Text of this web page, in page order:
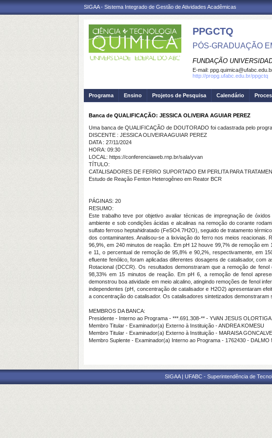
SIGAA - Sistema Integrado de Gestão de Atividades Acadêmicas
PPGCTQ
PÓS-GRADUAÇÃO
FUNDAÇÃO
E-mail:
http://propg.ufabc.edu.br/ppgctq
Programa Ensino Projetos de Pesquisa Calendário
Banca de QUALIFICAÇÃO: JESSICA OLIVEIRA AGUIAR PEREZ
Uma banca de QUALIFICAÇÃO de DOUTORADO foi cadastrada pelo
DISCENTE : JESSICA OLIVEIRA AGUIAR PEREZ
DATA : 27/11/2024
HORA: 09:30
LOCAL: https://conferenciaweb.rnp.br/sala/yvan
TÍTULO:
CATALISADORES DE FERRO SUPORTADO EM PERLITA PARA
Estudo de Reação Fenton Heterogêneo em Reator BCR
PÁGINAS: 20
RESUMO:
Este trabalho teve por objetivo avaliar técnicas de impregnação de
ambiente e sob condições ácidas e alcalinas na remoção do corante
sulfato ferroso heptahidratado (FeSO4.7H2O), seguido de tratamento
dos contaminantes. Analisou-se a lixiviação do ferro nos meios
96,9%, em 240 minutos de reação. Em pH 12 houve 99,7% de remoção
e 11, o percentual de remoção de 95,8% e 90,2%, respectivamente, em
efluente fenólico, foram aplicadas diferentes dosagens de catalisador,
Rotacional (DCCR). Os resultados demonstraram que a remoção de
98,33% em 15 minutos de reação. Em pH 6, a remoção de fenol
demonstrou boa atividade em meio alcalino, atingindo remoções de fenol
independentes (pH, concentração de catalisador e H2O2) apresentaram
a concentração do catalisador. Os catalisadores sintetizados
MEMBROS DA BANCA:
Presidente - Interno ao Programa - ***.691.308-** - YVAN JESUS
Membro Titular - Examinador(a) Externo à Instituição - ANDREA KOMESU
Membro Titular - Examinador(a) Externo à Instituição - MARAISA
Membro Suplente - Examinador(a) Interno ao Programa - 1762430 - DALMO
SIGAA | UFABC - Superintendência de